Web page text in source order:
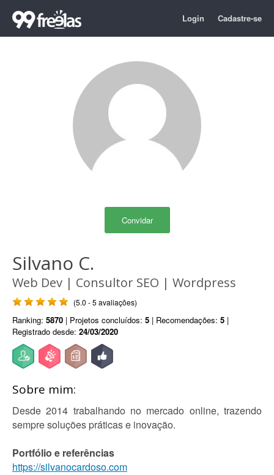
Login Cadastre-se
Convidar
Silvano C.
Web Dev | Consultor SEO | Wordpress
(5.0 - 5 avaliações)
Ranking: 5870 | Projetos concluídos: 5 | Recomendações: 5 |
Registrado desde: 24/03/2020
Sobre mim:
Desde 2014 trabalhando no mercado online, trazendo
sempre soluções práticas e inovação.
Portfólio e referências
https://silvanocardoso.com